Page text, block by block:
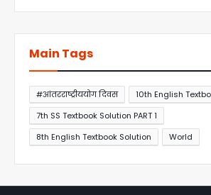
Main Tags
#आंतरराष्ट्रीययोग दिवस
10th English
7th SS Textbook Solution PART 1
8th English Textbook Solution
World